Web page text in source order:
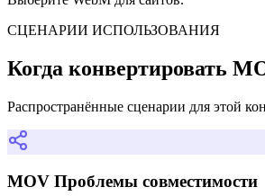
СЦЕНАРИИ ИСПОЛЬЗОВАНИЯ
Когда конвертировать
Распространённые сценарии для этой
MOV Проблемы совместимости